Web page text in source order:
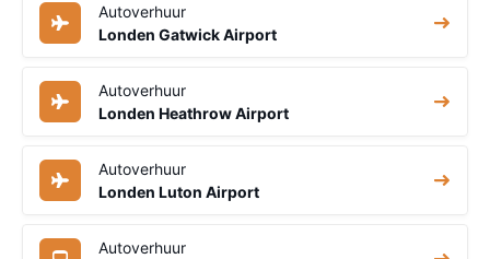
Autoverhuur
Londen Gatwick Airport
Autoverhuur
Londen Heathrow Airport
Autoverhuur
Londen Luton Airport
Autoverhuur